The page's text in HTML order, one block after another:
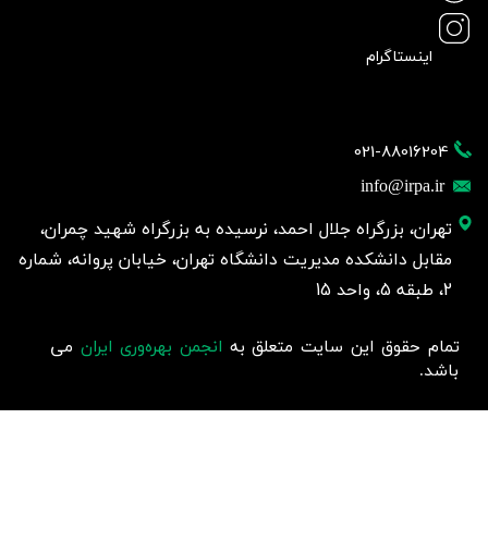
021-88016204
info@irpa.ir
تهران، بزرگراه جلال احمد، نرسیده به بزرگراه شهید چمران،
مقابل دانشکده مدیریت دانشگاه تهران، خیابان پروانه، شماره
2، طبقه 5، واحد 15
اینستاگرام
تمام حقوق این سایت متعلق به انجمن بهره‌وری ایران می
باشد.